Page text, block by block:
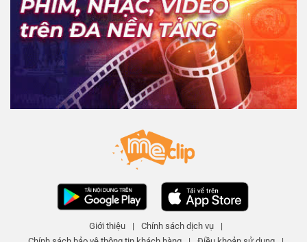
Giới thiệu | Chính sách dịch vụ
|